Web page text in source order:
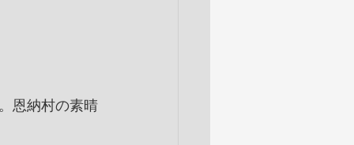
恩納村の素晴